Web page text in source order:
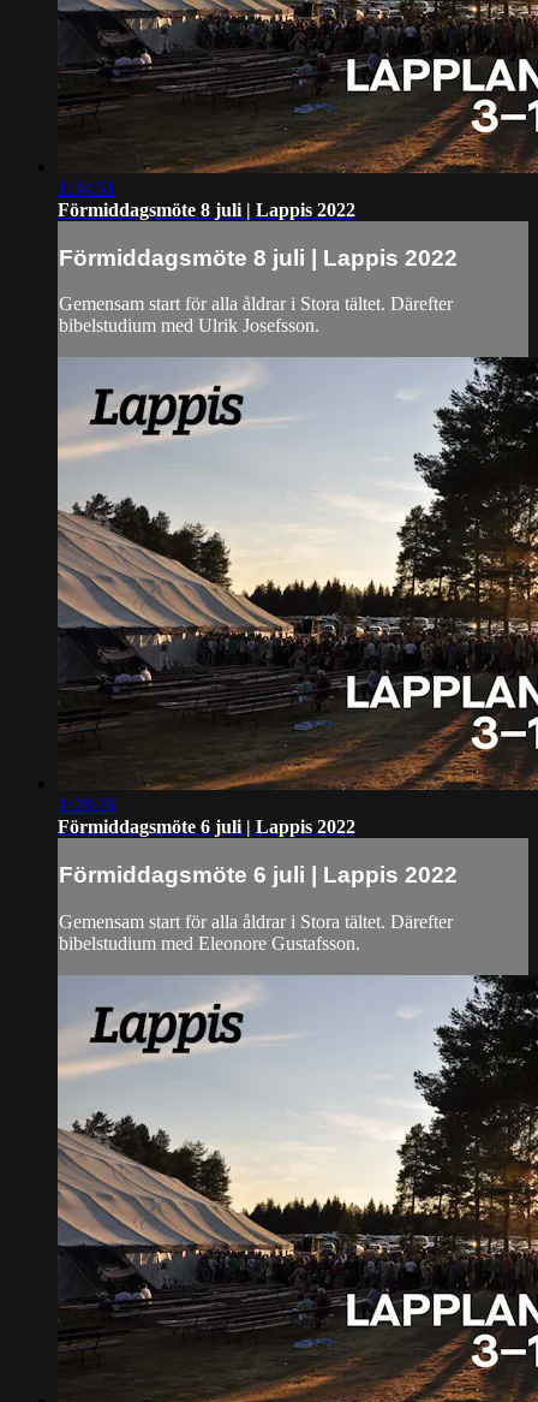
1:34:51
Förmiddagsmöte 8 juli | Lappis 2022
Förmiddagsmöte 8 juli | Lappis 2022
Gemensam start för alla åldrar i Stora tältet. Därefter
bibelstudium med Ulrik Josefsson.
1:28:26
Förmiddagsmöte 6 juli | Lappis 2022
Förmiddagsmöte 6 juli | Lappis 2022
Gemensam start för alla åldrar i Stora tältet. Därefter
bibelstudium med Eleonore Gustafsson.